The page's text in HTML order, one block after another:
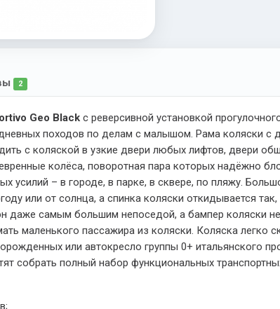
2
Geo Black с реверсивной установкой
походов по делам с малышом. Рама коляски с
с коляской в узкие двери любых лифтов, двери
колёса, поворотная пара которых надёжно
усилий – в городе, в парке, в сквере, по пляжу.
или от солнца, а спинка коляски откидывается
даже самым большим непоседой, а бампер коляски
маленького пассажира из коляски. Коляска легко
или автокресло группы 0+ итальянского
собрать полный набор функциональных